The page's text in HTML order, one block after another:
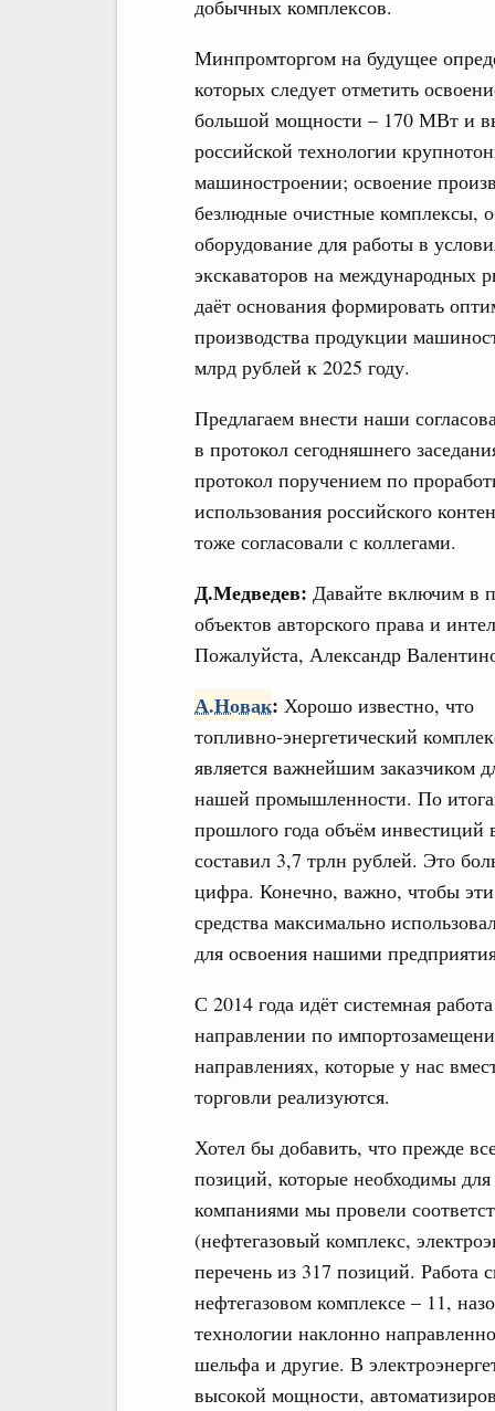
добычных комплексов.
Минпромторгом на будущее
которых следует отметить
большой мощности – 170 МВт и
российской технологии
машиностроении; освоение
безлюдные очистные комплексы,
оборудование для работы в
экскаваторов на международных
даёт основания формировать
производства продукции
млрд рублей к 2025 году.
Предлагаем внести наши
в протокол сегодняшнего
протокол поручением по
использования российского
тоже согласовали с коллегами.
Д.Медведев: Давайте включим в
объектов авторского права и
Пожалуйста, Александр
А.Новак: Хорошо известно, что
топливно-энергетический
является важнейшим заказчиком
нашей промышленности. По
прошлого года объём
составил 3,7 трлн рублей. Это
цифра. Конечно, важно, чтобы эти
средства максимально
для освоения нашими
С 2014 года идёт системная
направлении по
направлениях, которые у нас
торговли реализуются.
Хотел бы добавить, что прежде
позиций, которые необходимы
компаниями мы провели
(нефтегазовый комплекс,
перечень из 317 позиций.
нефтегазовом комплексе – 11,
технологии наклонно
шельфа и другие. В
высокой мощности,